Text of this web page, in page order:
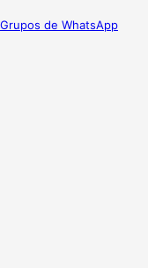
Grupos de WhatsApp